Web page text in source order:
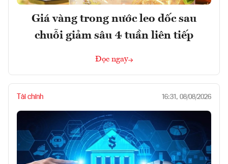
Giá vàng trong nước leo dốc sau
chuỗi giảm sâu 4 tuần liên tiếp
Đọc ngay
Tài chính 16:31, 08/08/2026